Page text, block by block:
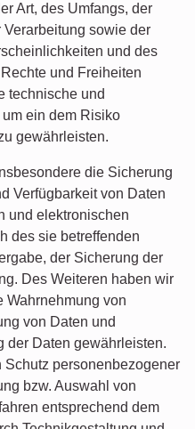
Art, des Umfangs, der
sowie der
und des
und Freiheiten
technische und
ein dem Risiko
gewährleisten.
die Sicherung
Verfügbarkeit von Daten
und elektronischen
des sie betreffenden
der Sicherung der
Des Weiteren haben wir
Wahrnehmung von
von Daten und
der Daten gewährleisten.
personenbezogener
bzw. Auswahl von
entsprechend dem